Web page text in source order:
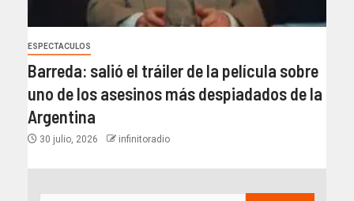
ESPECTACULOS
Barreda: salió el tráiler de la película sobre
uno de los asesinos más despiadados de la
Argentina
30 julio, 2026 infinitoradio